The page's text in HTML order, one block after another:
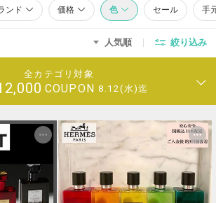
ンド 価格 色 セール 手
人気順 絞り込み
全カテゴリ対象
COUPON 8.12(水)迄